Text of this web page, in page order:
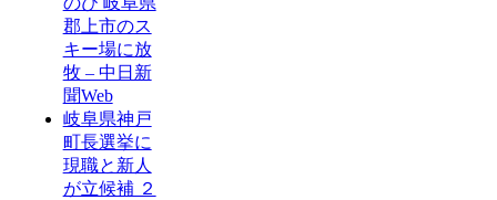
郡上市のス
キー場に放
牧 – 中日新
聞Web
岐阜県神戸
町長選挙に
現職と新人
が立候補 ２